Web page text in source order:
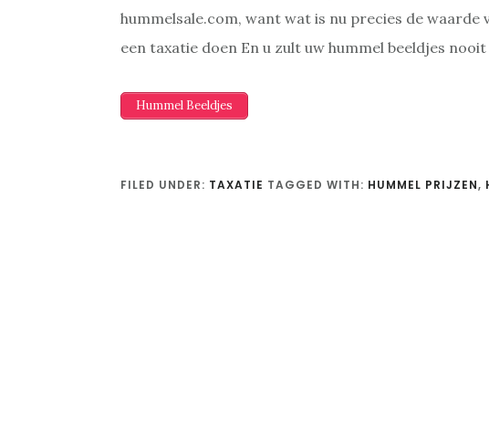
hummelsale.com, want wat is nu precies de waarde
een taxatie doen En u zult uw hummel beeldjes
Hummel Beeldjes
FILED UNDER: TAXATIE TAGGED WITH: HUMMEL PRIJZEN,